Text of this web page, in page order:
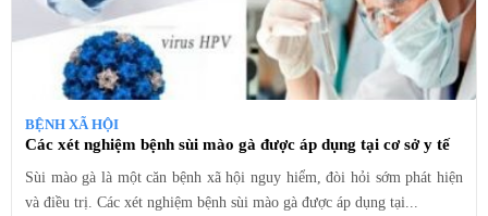
BỆNH XÃ HỘI
Các xét nghiệm bệnh sùi mào gà được áp dụng tại cơ sở y tế
Sùi mào gà là một căn bệnh xã hội nguy hiểm, đòi hỏi sớm phát hiện
và điều trị. Các xét nghiệm bệnh sùi mào gà được áp dụng tại...